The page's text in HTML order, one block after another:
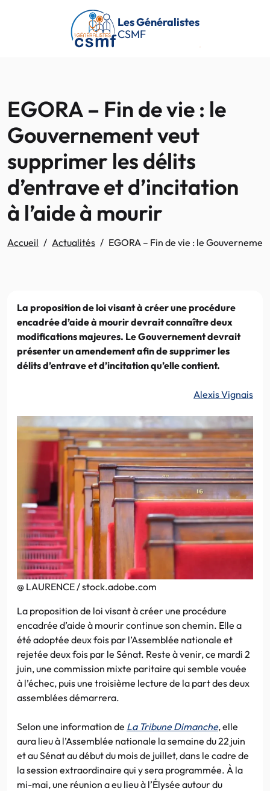
Passer au contenu principal
Les Généralistes
CSMF
EGORA – Fin de vie : le
Gouvernement veut
supprimer les délits
d’entrave et d’incitation
à l’aide à mourir
Accueil Actualités EGORA – Fin de vie : le
La proposition de loi visant à créer une procédure
encadrée d’aide à mourir devrait connaître deux
modifications majeures. Le Gouvernement devrait
présenter un amendement afin de supprimer les
délits d’entrave et d’incitation qu’elle contient.
Alexis Vignais
@ LAURENCE / stock.adobe.com
La proposition de loi visant à créer une procédure
encadrée d’aide à mourir continue son chemin. Elle a
été adoptée deux fois par l’Assemblée nationale et
rejetée deux fois par le Sénat. Reste à venir, ce mardi 2
juin, une commission mixte paritaire qui semble vouée
à l’échec, puis une troisième lecture de la part des deux
assemblées démarrera.
Selon une information de La Tribune Dimanche, elle
aura lieu à l’Assemblée nationale la semaine du 22 juin
et au Sénat au début du mois de juillet, dans le cadre de
la session extraordinaire qui y sera programmée. À la
mi-mai, une réunion a eu lieu à l’Élysée autour du